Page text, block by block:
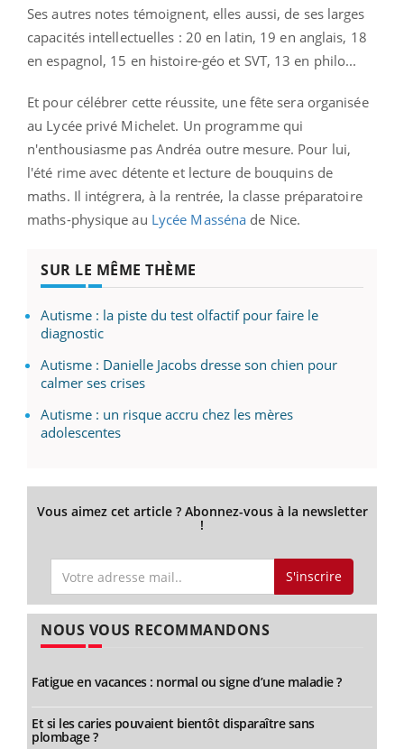
Ses autres notes témoignent, elles aussi, de ses larges
capacités intellectuelles : 20 en latin, 19 en anglais, 18
en espagnol, 15 en histoire-géo et SVT, 13 en philo...
Et pour célébrer cette réussite, une fête sera organisée
au Lycée privé Michelet. Un programme qui
n'enthousiasme pas Andréa outre mesure. Pour lui,
l'été rime avec détente et lecture de bouquins de
maths. Il intégrera, à la rentrée, la classe préparatoire
maths-physique au Lycée Masséna de Nice.
SUR LE MÊME THÈME
Autisme : la piste du test olfactif pour faire le
diagnostic
Autisme : Danielle Jacobs dresse son chien pour
calmer ses crises
Autisme : un risque accru chez les mères
adolescentes
Vous aimez cet article ? Abonnez-vous à la newsletter
!
S'inscrire
NOUS VOUS RECOMMANDONS
Fatigue en vacances : normal ou signe d’une maladie ?
Et si les caries pouvaient bientôt disparaître sans
plombage ?